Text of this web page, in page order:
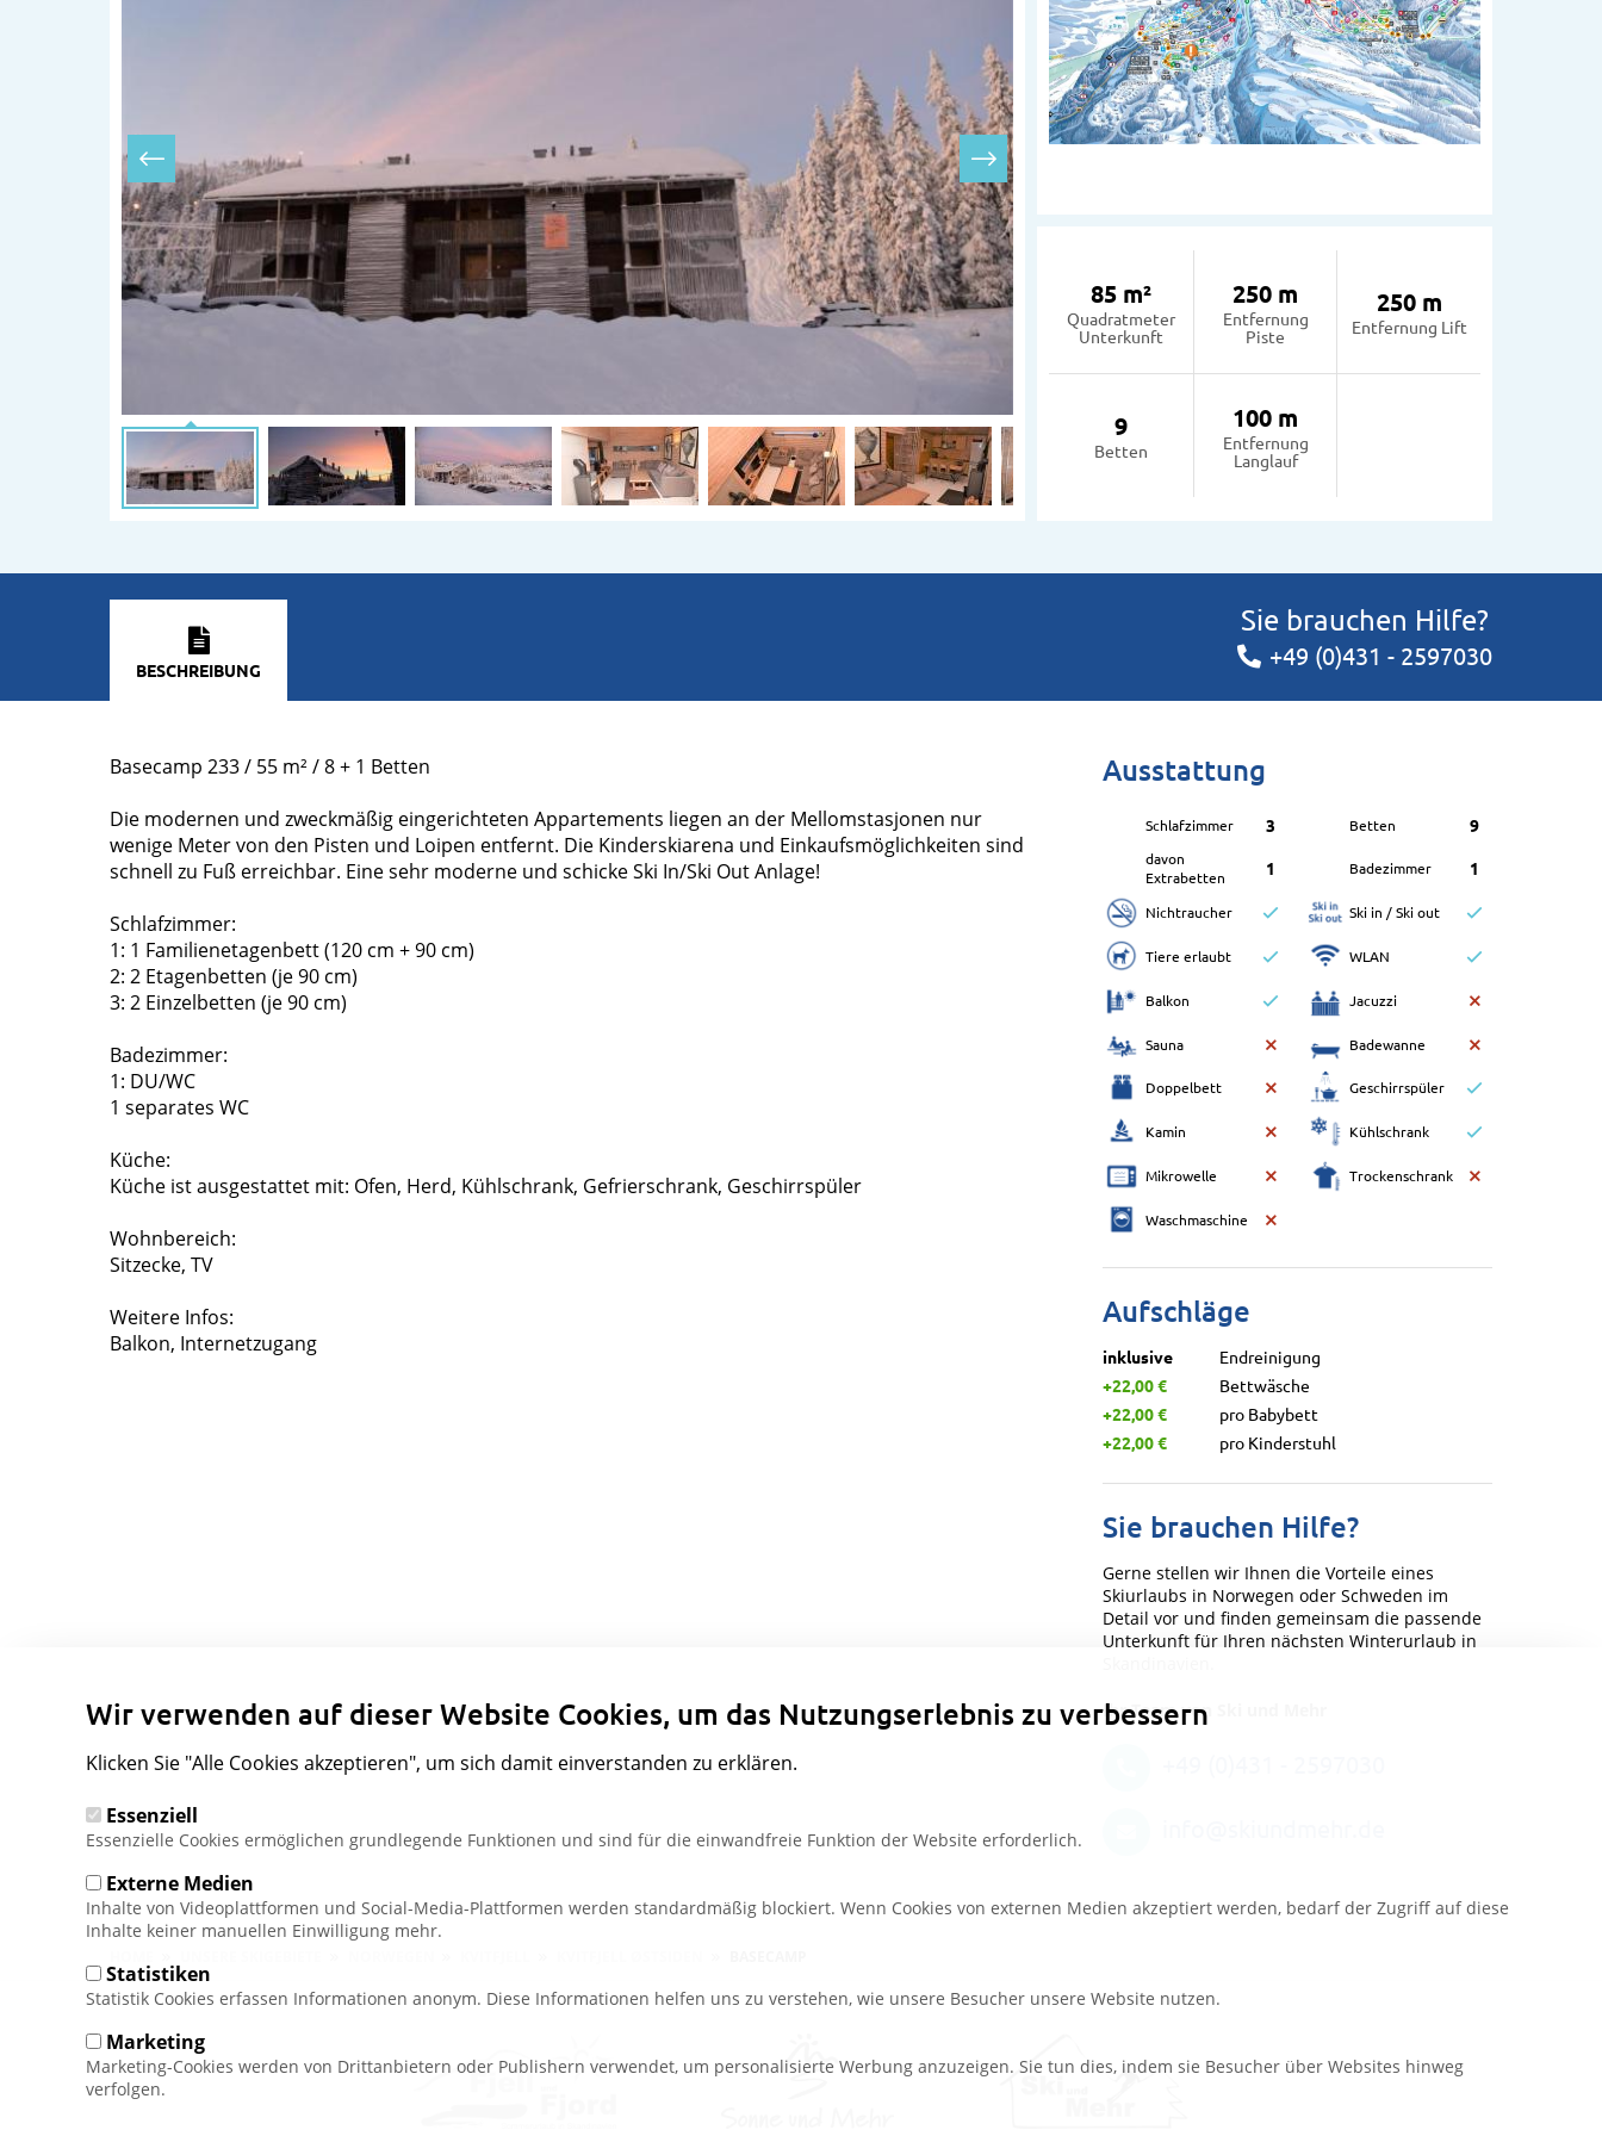
85 m²
Quadratmeter
Unterkunft
250 m
Entfernung
Piste
250 m
Entfernung Lift
9
Betten
100 m
Entfernung
Langlauf
BESCHREIBUNG
Sie brauchen Hilfe?
+49 (0)431 - 2597030
Basecamp 233 / 55 m² / 8 + 1 Betten
Die modernen und zweckmäßig eingerichteten Appartements liegen an der Mellomstasjonen nur
wenige Meter von den Pisten und Loipen entfernt. Die Kinderskiarena und Einkaufsmöglichkeiten sind
schnell zu Fuß erreichbar. Eine sehr moderne und schicke Ski In/Ski Out Anlage!
Schlafzimmer:
1: 1 Familienetagenbett (120 cm + 90 cm)
2: 2 Etagenbetten (je 90 cm)
3: 2 Einzelbetten (je 90 cm)
Badezimmer:
1: DU/WC
1 separates WC
Küche:
Küche ist ausgestattet mit: Ofen, Herd, Kühlschrank, Gefrierschrank, Geschirrspüler
Wohnbereich:
Sitzecke, TV
Weitere Infos:
Balkon, Internetzugang
Ausstattung
Schlafzimmer 3 Betten 9
davon
Extrabetten
1 Badezimmer 1
Nichtraucher Ski in / Ski out
Tiere erlaubt WLAN
Balkon Jacuzzi
Sauna Badewanne
Doppelbett Geschirrspüler
Kamin Kühlschrank
Mikrowelle Trockenschrank
Waschmaschine
Aufschläge
inklusive
Endreinigung
+22,00 €
Bettwäsche
+22,00 €
pro Babybett
+22,00 €
pro Kinderstuhl
Sie brauchen Hilfe?
Gerne stellen wir Ihnen die Vorteile eines
Skiurlaubs in Norwegen oder Schweden im
Detail vor und finden gemeinsam die passende
Unterkunft für Ihren nächsten Winterurlaub in
Ihr Team von Ski und Mehr
Pfadnavigation
Wir verwenden auf dieser Website Cookies, um das Nutzungserlebnis zu verbessern
Klicken Sie "Alle Cookies akzeptieren", um sich damit einverstanden zu erklären.
Essenziell
Essenzielle Cookies ermöglichen grundlegende Funktionen und sind für die einwandfreie Funktion der Website erforderlich.
Externe Medien
Inhalte von Videoplattformen und Social-Media-Plattformen werden standardmäßig blockiert. Wenn Cookies von externen Medien akzeptiert werden, bedarf der Zugriff auf diese
Inhalte keiner manuellen Einwilligung mehr.
Statistiken
Statistik Cookies erfassen Informationen anonym. Diese Informationen helfen uns zu verstehen, wie unsere Besucher unsere Website nutzen.
Marketing
Marketing-Cookies werden von Drittanbietern oder Publishern verwendet, um personalisierte Werbung anzuzeigen. Sie tun dies, indem sie Besucher über Websites hinweg
verfolgen.